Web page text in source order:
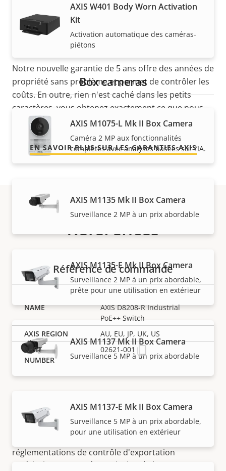
AXIS W401 Body Worn Activation
Kit
Activation automatique des caméras-
piétons
Box cameras
AXIS M1075-L Mk II Box Camera
Caméra 2 MP aux fonctionnalités
complètes avec analyses basées sur l’IA.
AXIS M1135 Mk II Box Camera
Surveillance 2 MP à un prix abordable
AXIS M1135-E Mk II Box Camera
Surveillance 2 MP à un prix abordable,
prête pour une utilisation en extérieur
AXIS M1137 Mk II Box Camera
Surveillance 5 MP à un prix abordable
AXIS M1137-E Mk II Box Camera
Surveillance 5 MP à un prix abordable,
pour une utilisation en extérieur
5 ans de garantie pour plus
de tranquillité d'esprit
Notre nouvelle garantie de 5 ans offre des années de
propriété sans problème et permet de contrôler les
coûts. En outre, rien n'est caché dans les petits
caractères, vous obtenez exactement ce que nous
promettons.
EN SAVOIR PLUS SUR LES GARANTIES AXIS
Références
Référence de commande
AXIS D8208-R Industrial
PoE++ Switch
AU, EU, JP, UK, US
02621-001
REMARQUE
Les produits Axis peuvent être soumis à de
réglementations de contrôle d'exportation
américains et européens, ainsi qu'à d'autres